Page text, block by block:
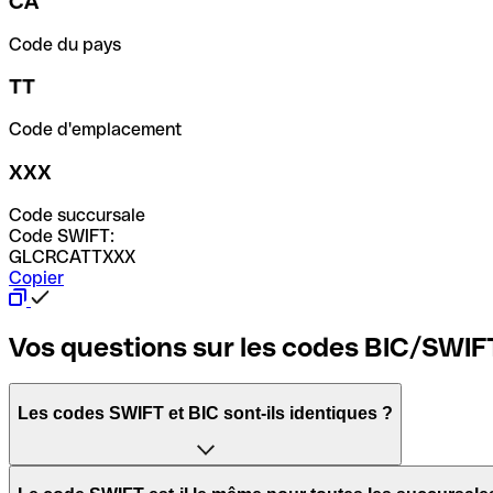
Code du pays
TT
Code d'emplacement
XXX
Code succursale
Code SWIFT:
GLCRCATTXXX
Copier
Vos questions sur les codes BIC/
Les codes SWIFT et BIC sont-ils identiques ?